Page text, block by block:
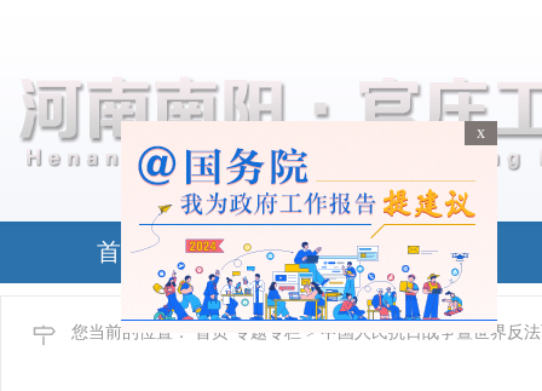
首页 政务公开
您当前的位置： 首页 专题专栏 > 中国人民抗日战争暨世界反
x
x